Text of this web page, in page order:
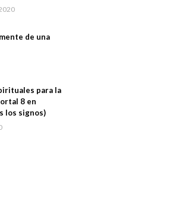
de una
para la
8 en
los signos)